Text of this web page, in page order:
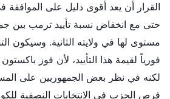
القرار أن يعد أقوى دليل على الموافقة
حتى مع انخفاض نسبة تأييد ترمب بين
مستوى لها في ولايته الثانية. وسيكون
فورياً لقيمة هذا التأييد، لأن فوز
لكنه في نظر بعض الجمهوريين على
فرص الحزب في الانتخابات النصفية